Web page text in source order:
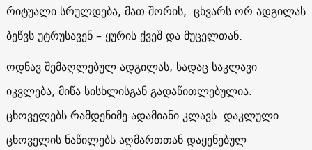
რიტუალი სრულდება, მათ შორის, ცხვარს ორ ადგილას
ბეწვს უტრუსავენ – ყურის ქვეშ და მუცელთან.
ოდნავ შემაღლებულ ადგილას, სადაც საკლავი
იკვლება, მიწა სისხლისგან გადაწითლებულია.
ცხოველებს რამდენიმე ადამიანი კლავს. დაკლული
ცხოველის ნაწილებს აღმართთან დაყენებულ